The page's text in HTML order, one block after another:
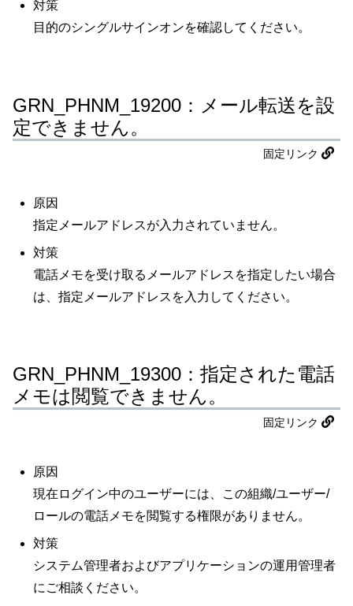
対策
目的のシングルサインオンを確認してください。
GRN_PHNM_19200：メール転送を設
定できません。
固定リンク
原因
指定メールアドレスが入力されていません。
対策
電話メモを受け取るメールアドレスを指定したい場合
は、指定メールアドレスを入力してください。
GRN_PHNM_19300：指定された電話
メモは閲覧できません。
固定リンク
原因
現在ログイン中のユーザーには、この組織/ユーザー/
ロールの電話メモを閲覧する権限がありません。
対策
システム管理者およびアプリケーションの運用管理者
にご相談ください。